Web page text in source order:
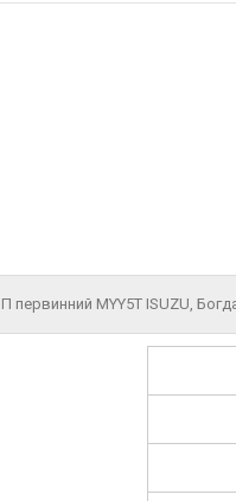
первинний MYY5T ISUZU,